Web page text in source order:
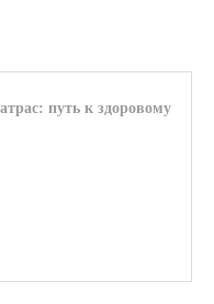
путь к здоровому